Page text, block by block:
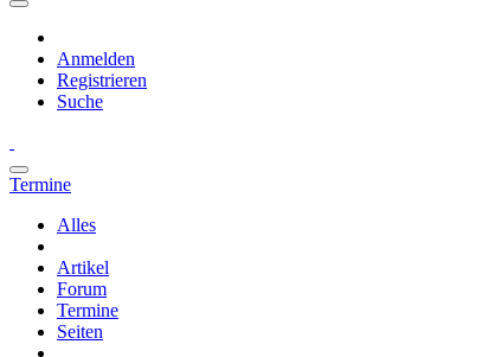
Anmelden
Registrieren
Suche
Termine
Alles
Artikel
Forum
Termine
Seiten